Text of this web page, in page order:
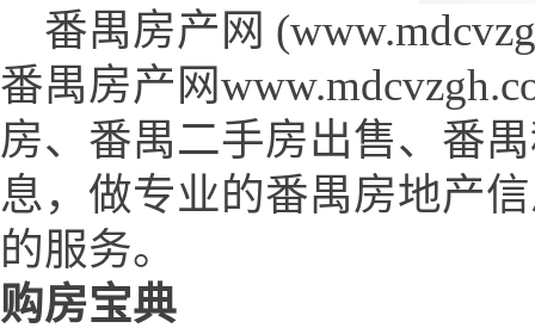
番禺房产网
番禺房产网
房、番禺二手房出售、番
息，做专业的番禺房地产
的服务。
购房宝典